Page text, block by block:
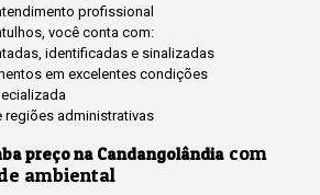
profissional
você conta com:
identificadas e sinalizadas
em excelentes condições
administrativas
preço na Candangolândia com
ambiental